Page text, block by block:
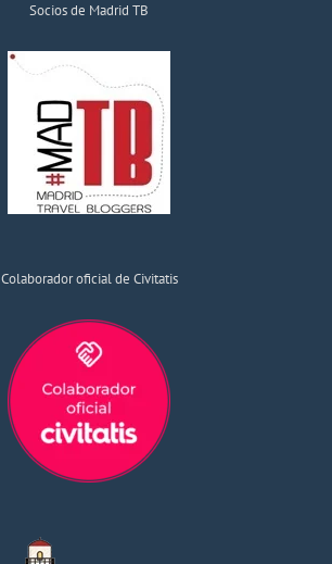
Socios de Madrid TB
Colaborador oficial de Civitatis